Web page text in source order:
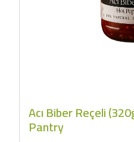
Acı Biber Reçeli
Pantry